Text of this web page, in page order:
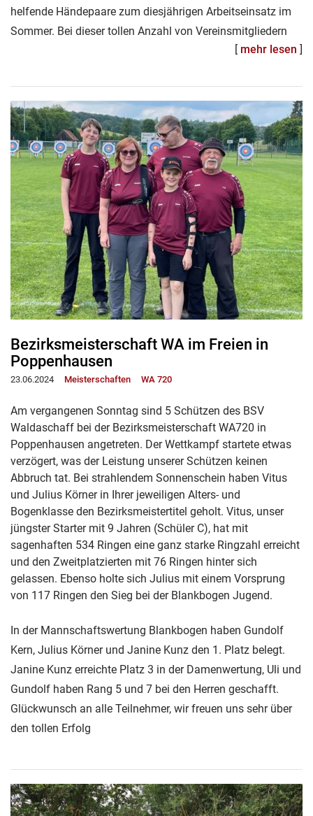
helfende Händepaare zum diesjährigen Arbeitseinsatz im
Sommer. Bei dieser tollen Anzahl von Vereinsmitgliedern
[ mehr lesen ]
Bezirksmeisterschaft WA im Freien in
Poppenhausen
23.06.2024 Meisterschaften WA 720
Am vergangenen Sonntag sind 5 Schützen des BSV
Waldaschaff bei der Bezirksmeisterschaft WA720 in
Poppenhausen angetreten. Der Wettkampf startete etwas
verzögert, was der Leistung unserer Schützen keinen
Abbruch tat. Bei strahlendem Sonnenschein haben Vitus
und Julius Körner in Ihrer jeweiligen Alters- und
Bogenklasse den Bezirksmeistertitel geholt. Vitus, unser
jüngster Starter mit 9 Jahren (Schüler C), hat mit
sagenhaften 534 Ringen eine ganz starke Ringzahl erreicht
und den Zweitplatzierten mit 76 Ringen hinter sich
gelassen. Ebenso holte sich Julius mit einem Vorsprung
von 117 Ringen den Sieg bei der Blankbogen Jugend.
In der Mannschaftswertung Blankbogen haben Gundolf
Kern, Julius Körner und Janine Kunz den 1. Platz belegt.
Janine Kunz erreichte Platz 3 in der Damenwertung, Uli und
Gundolf haben Rang 5 und 7 bei den Herren geschafft.
Glückwunsch an alle Teilnehmer, wir freuen uns sehr über
den tollen Erfolg